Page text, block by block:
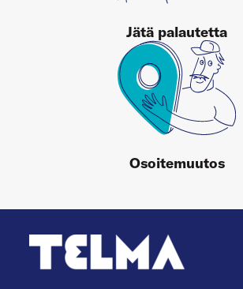
Jätä palautetta
Osoitemuutos